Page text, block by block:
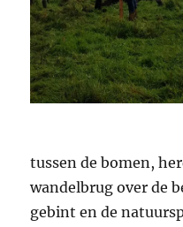
tussen de bomen,
wandelbrug over de
gebint en de